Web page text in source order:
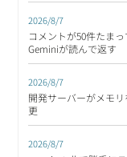
2026/8/7
コメントが50件たま
Geminiが読んで返す
2026/8/7
開発サーバーがメモ
更
2026/8/7